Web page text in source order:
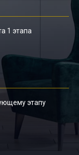
1 этапа
этапу